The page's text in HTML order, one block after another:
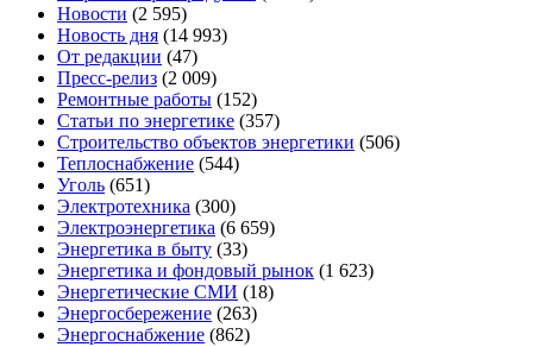
Новости (2 595)
Новость дня (14 993)
От редакции (47)
Пресс-релиз (2 009)
Ремонтные работы (152)
Статьи по энергетике (357)
Строительство объектов энергетики (506)
Теплоснабжение (544)
Уголь (651)
Электротехника (300)
Электроэнергетика (6 659)
Энергетика в быту (33)
Энергетика и фондовый рынок (1 623)
Энергетические СМИ (18)
Энергосбережение (263)
Энергоснабжение (862)